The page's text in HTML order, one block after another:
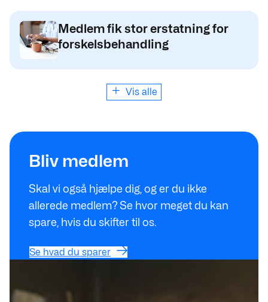
Medlem fik stor erstatning for
forskelsbehandling
Vis alle
Bliv medlem
Skal vi også hjælpe dig, og er du ikke
allerede medlem? Se hvor meget du kan
spare, hvis du skifter til os.
Se hvad du sparer
Se hvad du sparer